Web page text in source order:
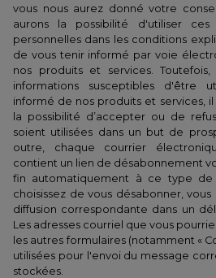
vous nous aurez donné votre
aurons la possibilité d'utiliser ces
personnelles dans les conditions
de vous tenir informé par voie
nos produits et services.
informations susceptibles d'être
informé de nos produits et services,
la possibilité d’accepter ou de
soient utilisées dans un but de
outre, chaque courrier
contient un lien de désabonnement
fin automatiquement à ce type de
choisissez de vous désabonner,
diffusion correspondante dans un
Les adresses courriel que vous
les autres formulaires (notamment «
utilisées pour l'envoi du message
stockées.